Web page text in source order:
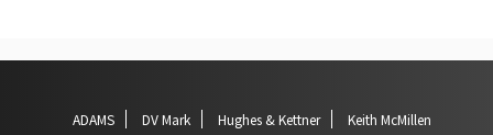
ADAMS DV Mark Hughes & Kettner
Keith McMillen